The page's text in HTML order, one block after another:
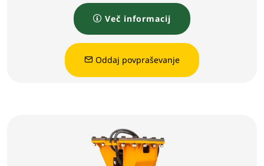
Več informacij
Oddaj povpraševanje